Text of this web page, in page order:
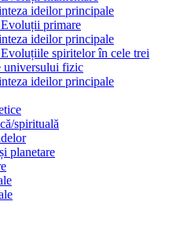
ideilor principale
primare
ideilor principale
spiritelor în cele trei
universului fizic
ideilor principale
spirituală
planetare